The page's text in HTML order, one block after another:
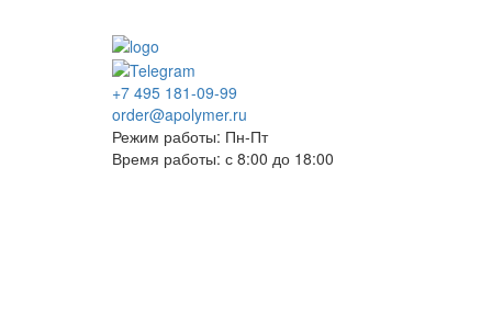
+7 495 181-09-99
order@apolymer.ru
Режим работы: Пн-Пт
Время работы: с 8:00 до 18:00